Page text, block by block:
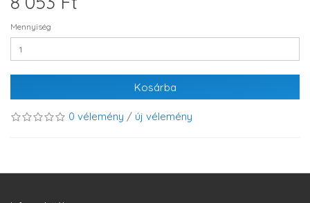
Mennyiség
Kosárba
0 vélemény / új vélemény